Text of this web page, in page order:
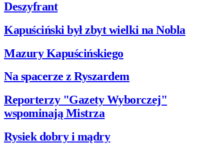
Deszyfrant
Kapuściński był zbyt wielki na Nobla
Mazury Kapuścińskiego
Na spacerze z Ryszardem
Reporterzy "Gazety Wyborczej"
wspominają Mistrza
Rysiek dobry i mądry